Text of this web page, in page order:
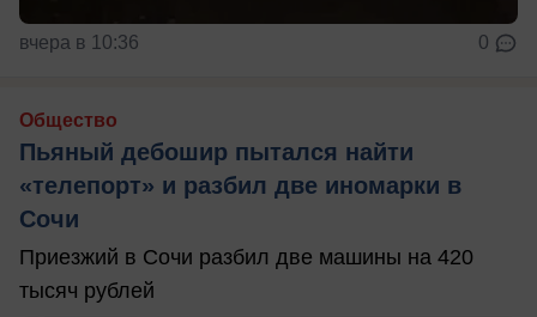
вчера в 10:36 0
Общество
Пьяный дебошир пытался найти
«телепорт» и разбил две иномарки в
Сочи
Приезжий в Сочи разбил две машины на 420
тысяч рублей